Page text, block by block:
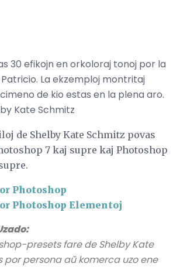
30 efikojn en orkoloraj tonoj por la
La ekzemploj montritaj
de kio estas en la plena aro.
Kate Schmitz
de Shelby Kate Schmitz povas
7 kaj supre kaj Photoshop
Photoshop
Photoshop Elementoj
presets fare de Shelby Kate
por persona aŭ komerca uzo ene